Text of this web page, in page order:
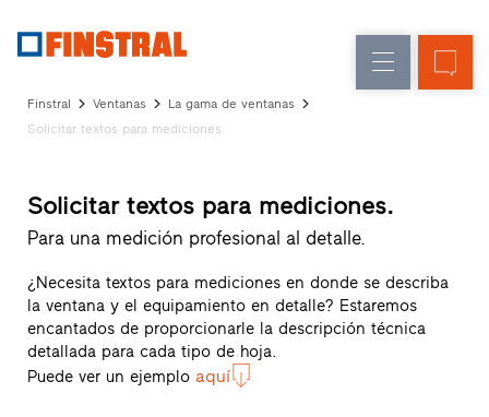
Puertas
entrada
Acristalamientos
Obra
Servicio
Programa
Finstral
Búsqueda
de
distribuidores
Enlaces
directos
Finstral Ventanas
La gama de ventanas
Solicitar textos para mediciones
Solicitar textos para mediciones.
Para una medición profesional al detalle.
¿Necesita textos para mediciones en donde se describa
la ventana y el equipamiento en detalle? Estaremos
encantados de proporcionarle la descripción técnica
detallada para cada tipo de hoja.
Puede ver un ejemplo aquí